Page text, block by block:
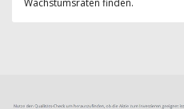
Wachstumsraten finden.